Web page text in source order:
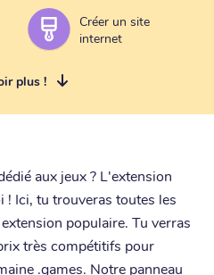
Créer un site
internet
plus !
aux jeux ? L'extension
! Ici, tu trouveras toutes les
populaire. Tu verras
très compétitifs pour
.games. Notre panneau